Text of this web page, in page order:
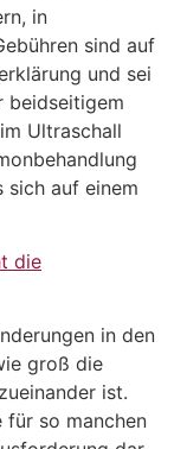
in
sind auf
und sei
beidseitigem
Ultraschall
auf einem
die
in den
groß die
ist.
so manchen